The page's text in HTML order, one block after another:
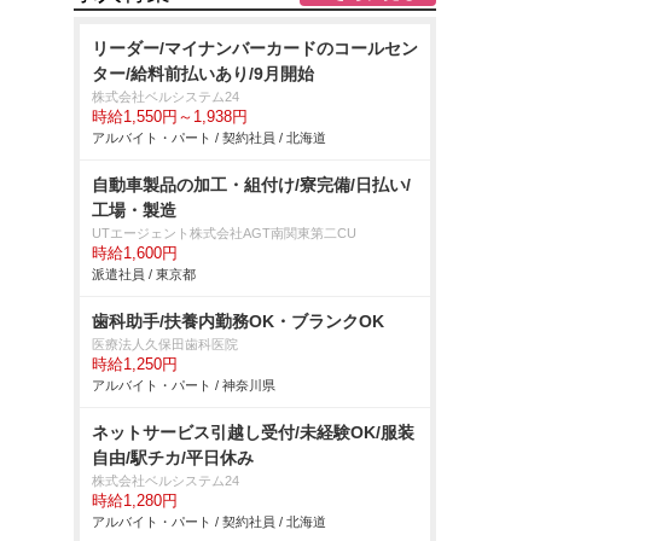
リーダー/マイナンバーカードのコールセン
ター/給料前払いあり/9月開始
株式会社ベルシステム24
時給1,550円～1,938円
アルバイト・パート / 契約社員 / 北海道
自動車製品の加工・組付け/寮完備/日払い/
工場・製造
UTエージェント株式会社AGT南関東第二CU
時給1,600円
派遣社員 / 東京都
歯科助手/扶養内勤務OK・ブランクOK
医療法人久保田歯科医院
時給1,250円
アルバイト・パート / 神奈川県
ネットサービス引越し受付/未経験OK/服装
自由/駅チカ/平日休み
株式会社ベルシステム24
時給1,280円
アルバイト・パート / 契約社員 / 北海道